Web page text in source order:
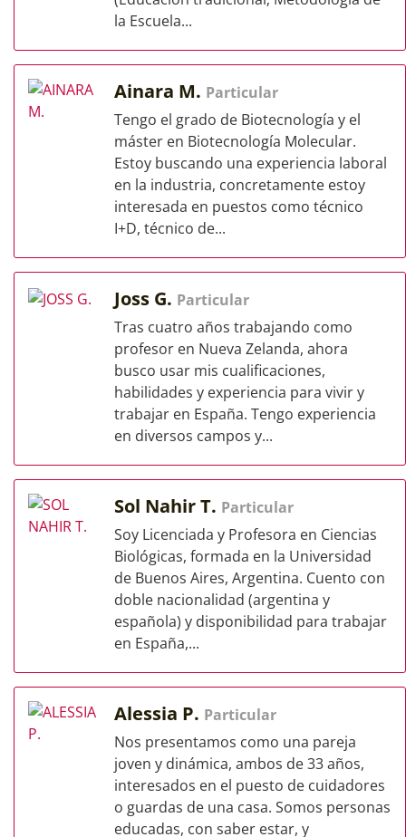
la Escuela...
Ainara M. Particular
Tengo el grado de Biotecnología y el
máster en Biotecnología Molecular.
Estoy buscando una experiencia laboral
en la industria, concretamente estoy
interesada en puestos como técnico
I+D, técnico de...
Joss G. Particular
Tras cuatro años trabajando como
profesor en Nueva Zelanda, ahora
busco usar mis cualificaciones,
habilidades y experiencia para vivir y
trabajar en España. Tengo experiencia
en diversos campos y...
Sol Nahir T. Particular
Soy Licenciada y Profesora en Ciencias
Biológicas, formada en la Universidad
de Buenos Aires, Argentina. Cuento con
doble nacionalidad (argentina y
española) y disponibilidad para trabajar
en España,...
Alessia P. Particular
Nos presentamos como una pareja
joven y dinámica, ambos de 33 años,
interesados en el puesto de cuidadores
o guardas de una casa. Somos personas
educadas, con saber estar, y